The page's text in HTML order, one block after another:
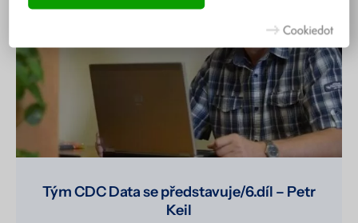
Tým CDC Data se představuje/6.díl – Petr
Keil